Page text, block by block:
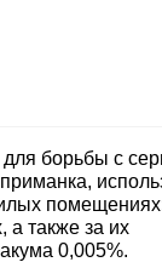
борьбы с
а также за их
0,005%.